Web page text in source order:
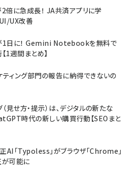
倍に急成長！ JA共済アプリに学
UX改善
1日に！ Gemini Notebookを無料で
1週間まとめ】
ィング部門の報告に納得できないの
見せ方・提示）は、デジタルの新たな
時代の新しい購買行動【SEOまと
「Typoless」がブラウザ「Chrome」
が可能に